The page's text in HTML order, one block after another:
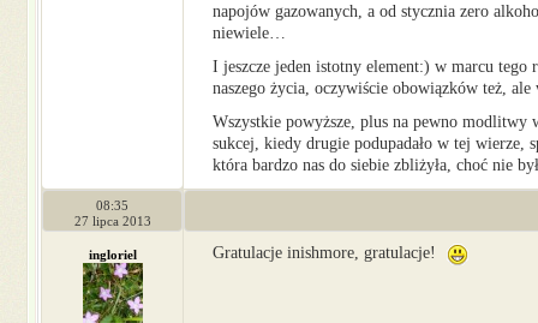
napojów gazowanych, a od stycznia zero
niewiele…
I jeszcze jeden istotny element:) w marcu tego
naszego życia, oczywiście obowiązków też,
Wszystkie powyższe, plus na pewno modlitwy
sukcej, kiedy drugie podupadało w tej wierze,
która bardzo nas do siebie zbliżyła, choć nie
08:35
27 lipca 2013
ingloriel Gratulacje inishmore, gratulacje!